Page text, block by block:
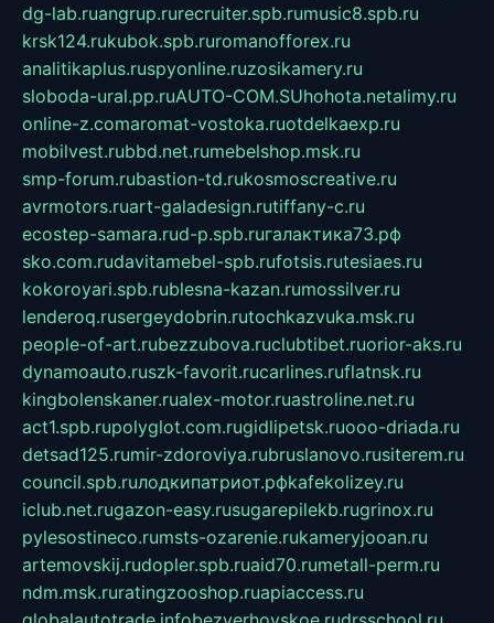
dg-lab.ruangrup.rurecruiter.spb.rumusic8.spb.ru
krsk124.rukubok.spb.ruromanofforex.ru
analitikaplus.ruspyonline.ruzosikamery.ru
sloboda-ural.pp.ruAUTO-COM.SUhohota.netalimy.ru
online-z.comaromat-vostoka.ruotdelkaexp.ru
mobilvest.rubbd.net.rumebelshop.msk.ru
smp-forum.rubastion-td.rukosmoscreative.ru
avrmotors.ruart-galadesign.rutiffany-c.ru
ecostep-samara.rud-p.spb.ruгалактика73.рф
sko.com.rudavitamebel-spb.rufotsis.rutesiaes.ru
kokoroyari.spb.rublesna-kazan.rumossilver.ru
lenderoq.rusergeydobrin.rutochkazvuka.msk.ru
people-of-art.rubezzubova.ruclubtibet.ruorior-aks.ru
dynamoauto.ruszk-favorit.rucarlines.ruflatnsk.ru
kingbolenskaner.rualex-motor.ruastroline.net.ru
act1.spb.rupolyglot.com.rugidlipetsk.ruooo-driada.ru
detsad125.rumir-zdoroviya.rubruslanovo.rusiterem.ru
council.spb.ruлодкипатриот.рфkafekolizey.ru
iclub.net.rugazon-easy.rusugarepilekb.rugrinox.ru
pylesostineco.rumsts-ozarenie.rukameryjooan.ru
artemovskij.rudopler.spb.ruaid70.rumetall-perm.ru
ndm.msk.ruratingzooshop.ruapiaccess.ru